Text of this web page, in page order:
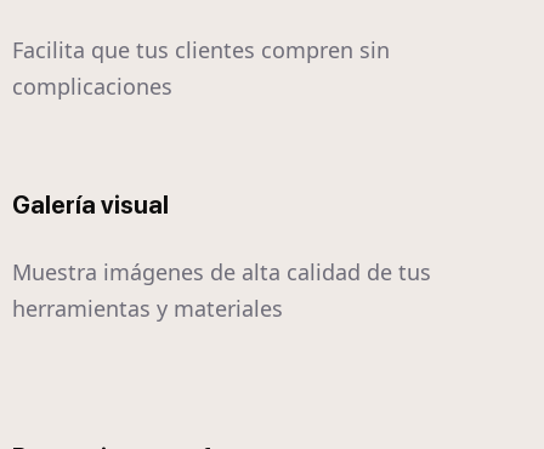
Facilita que tus clientes compren sin
complicaciones
Galería visual
Muestra imágenes de alta calidad de tus
herramientas y materiales